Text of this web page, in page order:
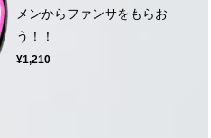
メンからファンサをもらお
う！！
¥1,210